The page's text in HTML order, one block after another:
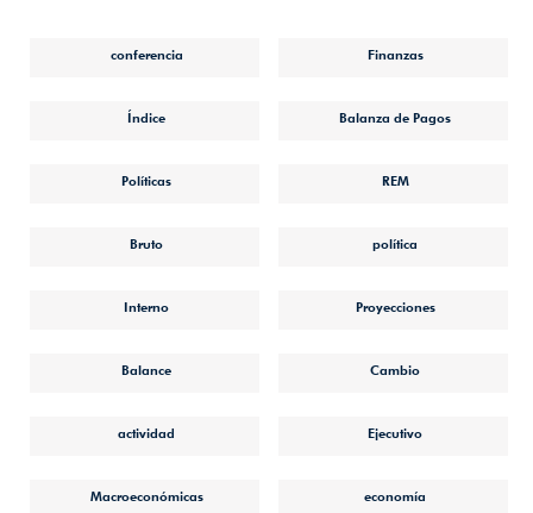
conferencia Finanzas
Índice Balanza de Pagos
Políticas REM
Bruto política
Interno Proyecciones
Balance Cambio
actividad Ejecutivo
Macroeconómicas economía